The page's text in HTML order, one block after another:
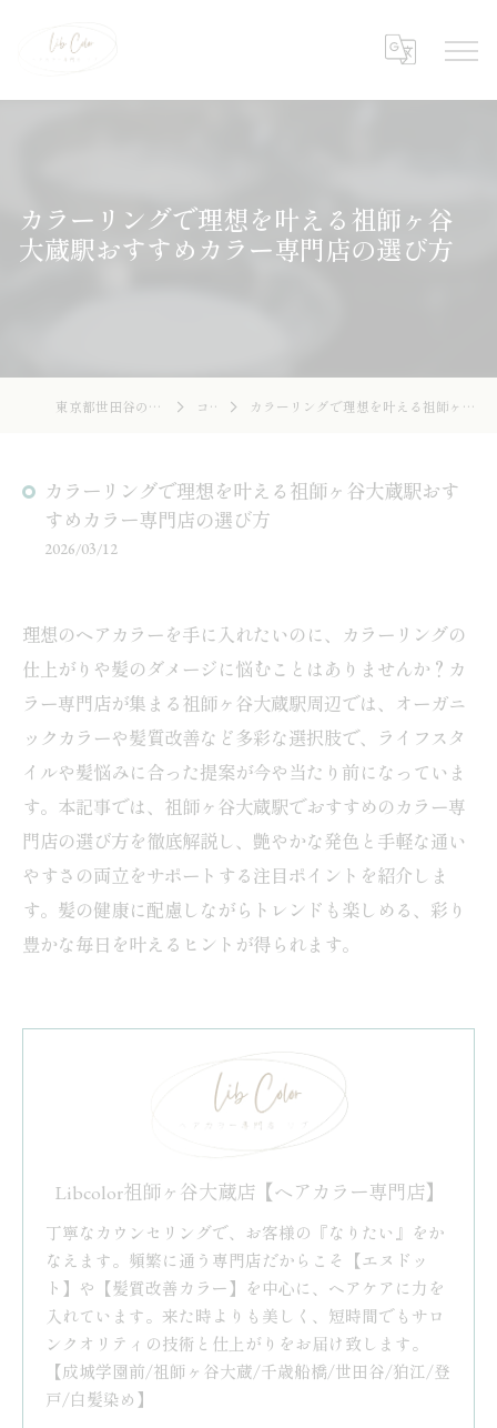
カラーリングで理想を叶える祖師ヶ谷
大蔵駅おすすめカラー専門店の選び方
東京都世田谷の美容院ならLibcolor コラム カラーリングで理想を叶える祖師ヶ谷大蔵駅おすすめカラー専門店の選び方
カラーリングで理想を叶える祖師ヶ谷大蔵駅おす
すめカラー専門店の選び方
2026/03/12
理想のヘアカラーを手に入れたいのに、カラーリングの
仕上がりや髪のダメージに悩むことはありませんか？カ
ラー専門店が集まる祖師ヶ谷大蔵駅周辺では、オーガニ
ックカラーや髪質改善など多彩な選択肢で、ライフスタ
イルや髪悩みに合った提案が今や当たり前になっていま
す。本記事では、祖師ヶ谷大蔵駅でおすすめのカラー専
門店の選び方を徹底解説し、艶やかな発色と手軽な通い
やすさの両立をサポートする注目ポイントを紹介しま
す。髪の健康に配慮しながらトレンドも楽しめる、彩り
豊かな毎日を叶えるヒントが得られます。
Libcolor祖師ヶ谷大蔵店【ヘアカラー専門店】
丁寧なカウンセリングで、お客様の『なりたい』をか
なえます。頻繁に通う専門店だからこそ【エヌドッ
ト】や【髪質改善カラー】を中心に、ヘアケアに力を
入れています。来た時よりも美しく、短時間でもサロ
ンクオリティの技術と仕上がりをお届け致します。
【成城学園前/祖師ヶ谷大蔵/千歳船橋/世田谷/狛江/登
戸/白髪染め】